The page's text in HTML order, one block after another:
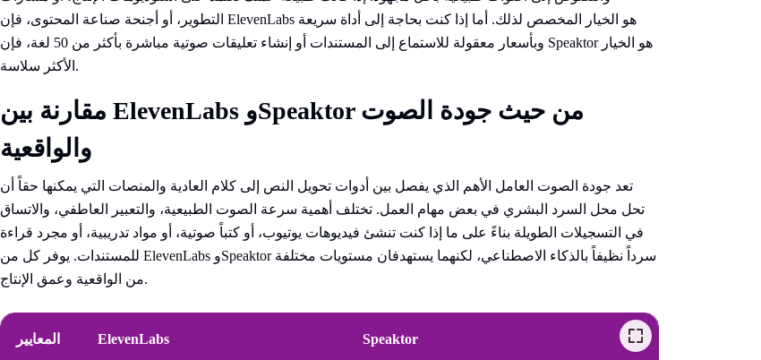
التطوير، أو أجنحة صناعة المحتوى، فإن ElevenLabs هو الخيار المخصص لذلك. أما إذا كنت بحاجة إلى أداة سريعة
وبأسعار معقولة للاستماع إلى المستندات أو إنشاء تعليقات صوتية مباشرة بأكثر من 50 لغة، فإن Speaktor هو الخيار
الأكثر سلاسة.
مقارنة بين ElevenLabs وSpeaktor من حيث جودة الصوت
والواقعية
تعد جودة الصوت العامل الأهم الذي يفصل بين أدوات تحويل النص إلى كلام العادية والمنصات التي يمكنها حقاً أن
تحل محل السرد البشري في بعض مهام العمل. تختلف أهمية سرعة الصوت الطبيعية، والتعبير العاطفي، والاتساق
في التسجيلات الطويلة بناءً على ما إذا كنت تنشئ فيديوهات يوتيوب، أو كتباً صوتية، أو مواد تدريبية، أو مجرد قراءة
للمستندات. يوفر كل من ElevenLabs وSpeaktor سرداً نظيفاً بالذكاء الاصطناعي، لكنهما يستهدفان مستويات مختلفة
من الواقعية وعمق الإنتاج.
المعايير ElevenLabs Speaktor